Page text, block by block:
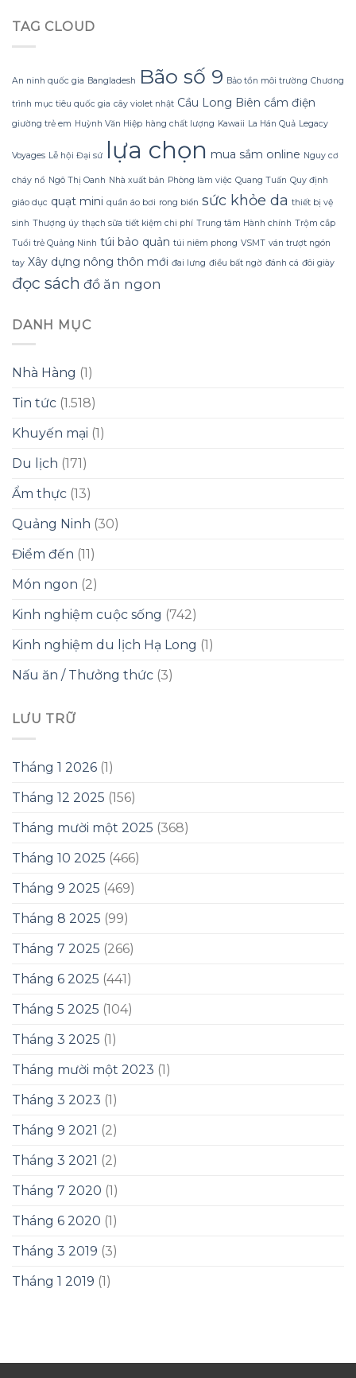
dáng?
không
lãng
tiền?
Quyết
Sử
Sữa
Dừa
Gội
Gừng
Konus
TAG CLOUD
An ninh quốc gia Bangladesh Bão số 9 Bảo tồn môi trường Chương
trình mục tiêu quốc gia cây violet nhật Cầu Long Biên cắm điện
giường trẻ em Huỳnh Văn Hiệp hàng chất lượng Kawaii La Hán Quả Legacy
Voyages Lễ hội Đại sứ lựa chọn mua sắm online Nguy cơ
cháy nổ Ngô Thị Oanh Nhà xuất bản Phòng làm việc Quang Tuấn Quy định
giáo dục quạt mini quần áo bơi rong biển sức khỏe da thiết bị vệ
sinh Thượng úy thạch sữa tiết kiệm chi phí Trung tâm Hành chính Trộm cắp
Tuổi trẻ Quảng Ninh túi bảo quản túi niêm phong VSMT ván trượt ngón
tay Xây dựng nông thôn mới đai lưng điều bất ngờ đánh cá đôi giày
đọc sách đồ ăn ngon
DANH MỤC
Nhà Hàng (1)
Tin tức (1.518)
Khuyến mại (1)
Du lịch (171)
Ẩm thực (13)
Quảng Ninh (30)
Điểm đến (11)
Món ngon (2)
Kinh nghiệm cuộc sống (742)
Kinh nghiệm du lịch Hạ Long (1)
Nấu ăn / Thưởng thức (3)
LƯU TRỮ
Tháng 1 2026 (1)
Tháng 12 2025 (156)
Tháng mười một 2025 (368)
Tháng 10 2025 (466)
Tháng 9 2025 (469)
Tháng 8 2025 (99)
Tháng 7 2025 (266)
Tháng 6 2025 (441)
Tháng 5 2025 (104)
Tháng 3 2025 (1)
Tháng mười một 2023 (1)
Tháng 3 2023 (1)
Tháng 9 2021 (2)
Tháng 3 2021 (2)
Tháng 7 2020 (1)
Tháng 6 2020 (1)
Tháng 3 2019 (3)
Tháng 1 2019 (1)